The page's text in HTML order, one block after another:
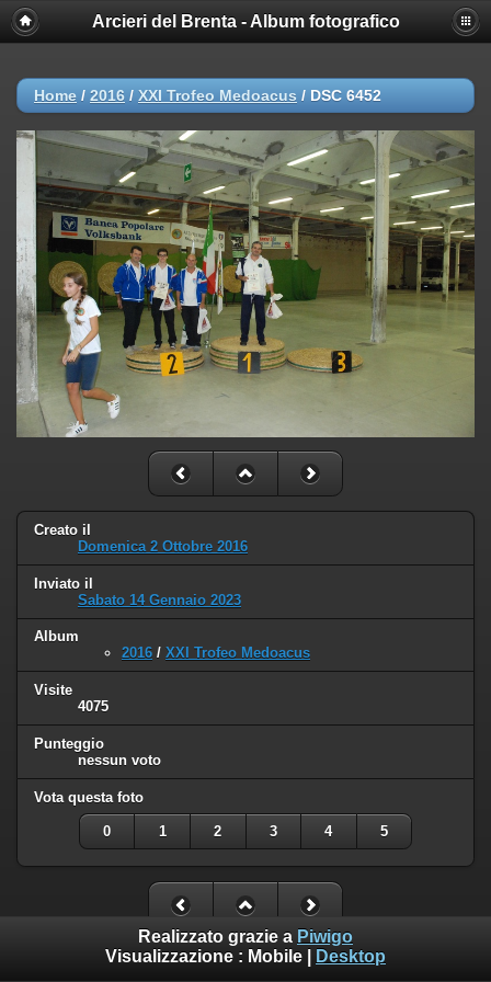
Arcieri del Brenta - Album fotografico
Home / 2016 / XXI Trofeo Medoacus / DSC 6452
Creato il
Domenica 2 Ottobre 2016
Inviato il
Sabato 14 Gennaio 2023
Album
2016 / XXI Trofeo Medoacus
Visite
4075
Punteggio
nessun voto
Vota questa foto
0 1 2 3 4 5
Realizzato grazie a Piwigo
Visualizzazione : Mobile Desktop